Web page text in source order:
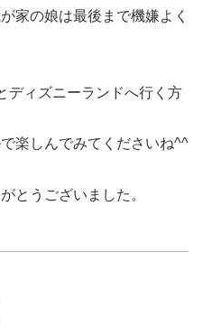
家の娘は最後まで機嫌よく
ディズニーランドへ行く方
楽しんでみてくださいね^^
とうございました。